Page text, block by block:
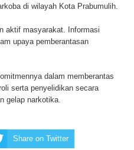
di wilayah Kota Prabumulih.
aktif masyarakat. Informasi
upaya pemberantasan
dalam memberantas
serta penyelidikan secara
gelap narkotika.
Share on Twitter